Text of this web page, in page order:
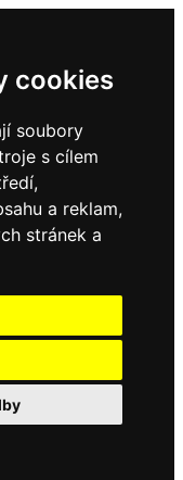
cookies
soubory
s cílem
a reklam,
stránek a